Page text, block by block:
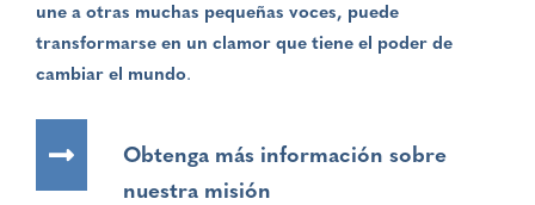
une a otras muchas pequeñas voces, puede
transformarse en un clamor que tiene el poder de
cambiar el mundo.
Obtenga más información sobre
nuestra misión